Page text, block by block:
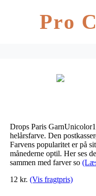
Pro
Drops Paris
helårsfarve. Den
Farvens popularitet er på
månederne optil. Her ses
sammen med farver so
12 kr. (Vis fragtpris)